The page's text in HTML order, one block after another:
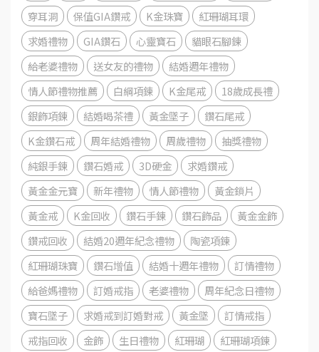
穿耳洞
保值GIA鑽戒 K金珠寶
紅珊瑚耳環
求婚禮物
GIA鑽石 心靈寶石
貓眼石腳鍊
給老婆禮物
送女友的禮物
結婚週年禮物
情人節禮物推薦
白綱項鍊 K金尾戒
18歲成長禮
銀飾項鍊
結婚喝茶禮 黃金墜子
鑽石尾戒
K金鑽石戒
周年結婚禮物 周歲禮物
抽獎禮物
純銀手鍊
鑽石婚戒 3D硬金
求婚鑽戒
黃金金元寶
新年禮物 情人節禮物
黃金鎖片
黃金戒
K金回收 鑽石手鍊 鑽石飾品
黃金金飾
鑽戒回收
結婚20週年紀念禮物
陶瓷項鍊
紅珊瑚珠寶
鑽石增值 結婚十週年禮物
訂情禮物
給爸媽禮物
訂婚戒指 老婆禮物
周年紀念日禮物
寶石墜子
求婚戒到訂婚對戒 黃金墜
訂情戒指
戒指回收
金飾 生日禮物 紅珊瑚
紅珊瑚項鍊